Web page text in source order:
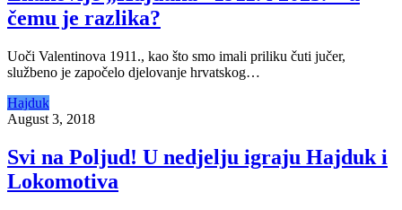
čemu je razlika?
Uoči Valentinova 1911., kao što smo imali priliku čuti jučer,
službeno je započelo djelovanje hrvatskog…
Hajduk
August 3, 2018
Svi na Poljud! U nedjelju igraju Hajduk i
Lokomotiva